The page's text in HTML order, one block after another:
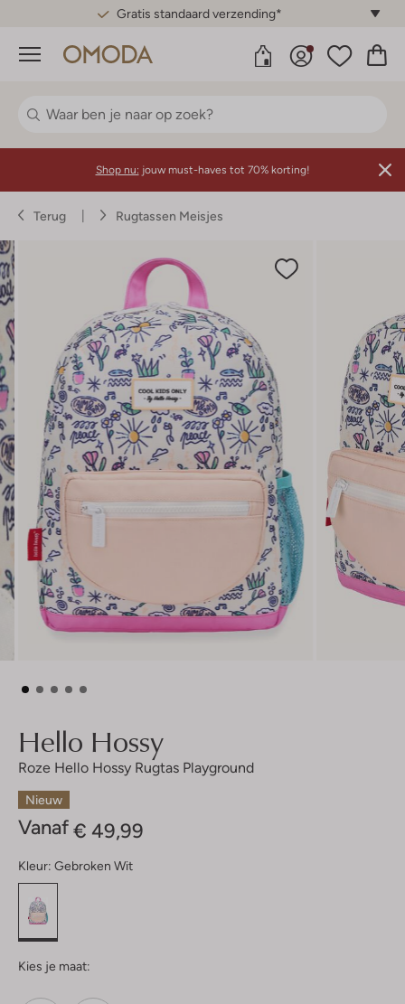
Gratis standaard verzending*
Menu
Shop nu: jouw must-haves tot 70% korting!
Terug Rugtassen Meisjes
Hello Hossy
Roze Hello Hossy Rugtas Playground
Nieuw
Vanaf € 49,99
Kleur: Gebroken Wit
Kies je maat: